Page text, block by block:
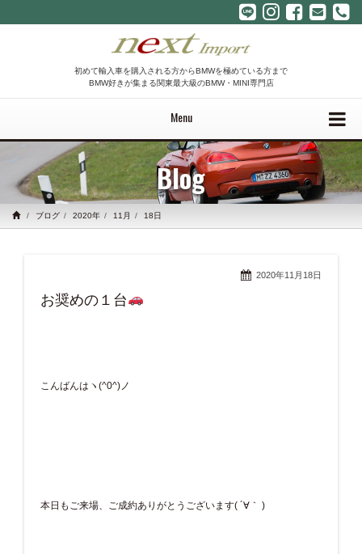
初めて輸入車を購入される方からBMWを極めている方まで
BMW好きが集まる関東最大級のBMW・MINI専門店
Menu
Blog
ブログ 2020年 11月 18日
2020年11月18日
お奨めの１台
こんばんはヽ(^0^)ノ
本日もご来場、ご成約ありがとうございます( ´∀｀ )